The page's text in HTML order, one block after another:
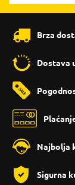
Brza
Dostava
Najbolja
Sigurna